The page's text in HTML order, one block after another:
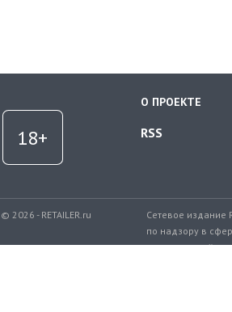
О ПРОЕКТЕ
RSS
© 2026 - RETAILER.ru
Сетевое издание
по надзору в
коммуникаций.